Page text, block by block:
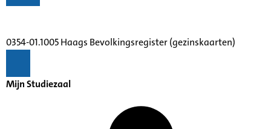
0354-01.1005 Haags Bevolkingsregister (gezinskaarten)
Mijn Studiezaal